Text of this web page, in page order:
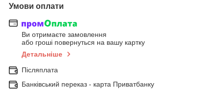
Умови оплати
Ви отримаєте замовлення
або гроші повернуться на вашу картку
Детальніше
Післяплата
Банківський переказ - карта Приватбанку